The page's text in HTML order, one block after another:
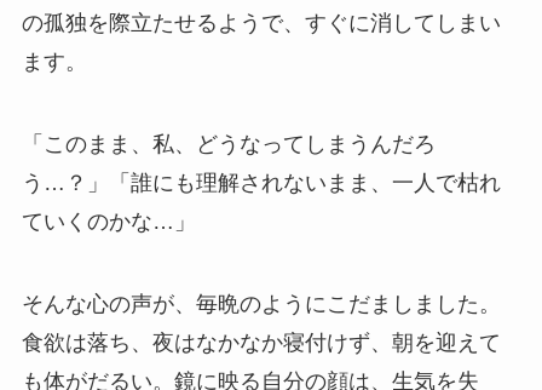
の孤独を際立たせるようで、すぐに消してしまい
ます。
「このまま、私、どうなってしまうんだろ
う…？」「誰にも理解されないまま、一人で枯れ
ていくのかな…」
そんな心の声が、毎晩のようにこだましました。
食欲は落ち、夜はなかなか寝付けず、朝を迎えて
も体がだるい。鏡に映る自分の顔は、生気を失